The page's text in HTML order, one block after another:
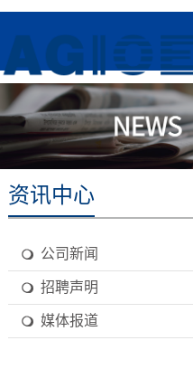
资讯中心
公司新闻
招聘声明
媒体报道